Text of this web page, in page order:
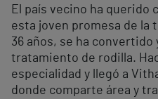
El país vecino ha querido
esta joven promesa de la
36 años, se ha
tratamiento de rodilla.
especialidad y llegó a
donde comparte área y